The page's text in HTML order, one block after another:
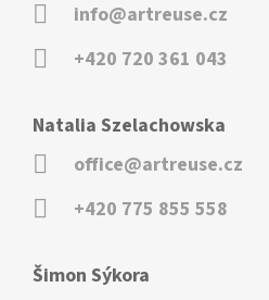
info@artreuse.cz
+420 720 361 043
Natalia Szelachowska
office@artreuse.cz
+420 775 855 558
Šimon Sýkora